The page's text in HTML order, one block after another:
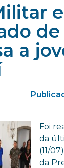
de
a
Foi
da
(11/
da